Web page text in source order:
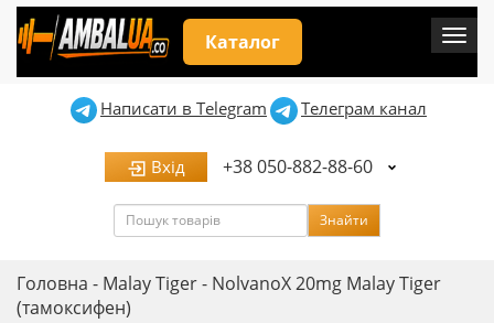
Каталог
Написати в Telegram Телеграм канал
Вхід +38 050-882-88-60
Пошук Знайти
Головна - Malay Tiger- NolvanoX 20mg Malay Tiger
(тамоксифен)